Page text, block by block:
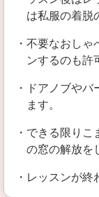
は私服の着脱
・不要なおし
ンするのも許
・ドアノブや
ます。
・できる限り
の窓の解放を
・レッスンが終